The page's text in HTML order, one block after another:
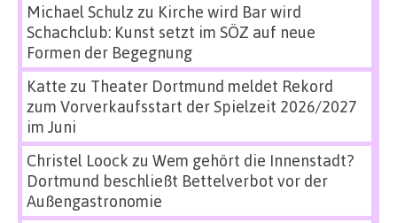
Michael Schulz zu Kirche wird Bar wird
Schachclub: Kunst setzt im SÖZ auf neue
Formen der Begegnung
Katte zu Theater Dortmund meldet Rekord
zum Vorverkaufsstart der Spielzeit 2026/2027
im Juni
Christel Loock zu Wem gehört die Innenstadt?
Dortmund beschließt Bettelverbot vor der
Außengastronomie